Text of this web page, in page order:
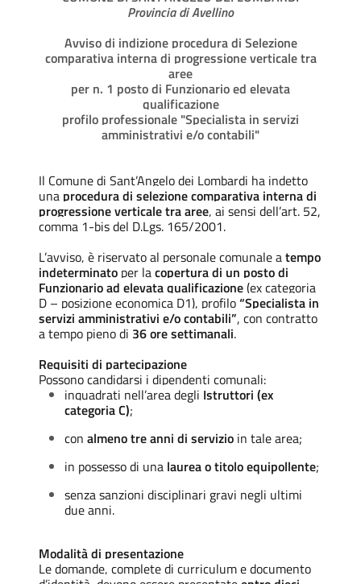
Provincia di Avellino
Avviso di indizione procedura di Selezione
comparativa interna di progressione verticale tra
aree
per n. 1 posto di Funzionario ed elevata
qualificazione
profilo professionale "Specialista in servizi
amministrativi e/o contabili"
Il Comune di Sant’Angelo dei Lombardi ha indetto
una procedura di selezione comparativa interna di
progressione verticale tra aree, ai sensi dell’art. 52,
comma 1-bis del D.Lgs. 165/2001.
L’avviso, è riservato al personale comunale atempo
indeterminato per lacopertura di un posto di
Funzionario ad elevata qualificazione(ex categoria
D – posizione economica D1), profilo“Specialista in
servizi amministrativi e/o contabili”, con contratto
a tempo pieno di 36 ore settimanali.
Requisiti di partecipazione
Possono candidarsi i dipendenti comunali:
inquadrati nell’area degli Istruttori (ex
categoria C);
con almeno tre anni di servizio in tale area;
in possesso di una laurea o titolo equipollente;
senza sanzioni disciplinari gravi negli ultimi
due anni.
Modalità di presentazione
Le domande, complete di curriculum e documento